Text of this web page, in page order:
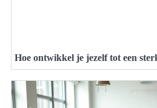
Hoe ontwikkel je jezelf tot een